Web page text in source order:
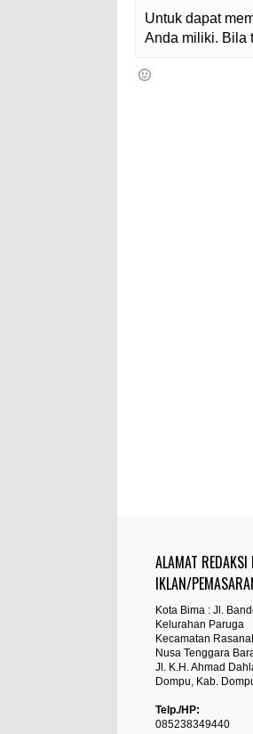
Untuk dapat
Anda miliki. Bila
ALAMAT REDAKSI
IKLAN/
Kota Bima : Jl.
Kelurahan Paruga
Kecamatan
Nusa Tenggara
Jl. K.H. Ahmad
Dompu, Kab.
Telp./HP:
085238349440